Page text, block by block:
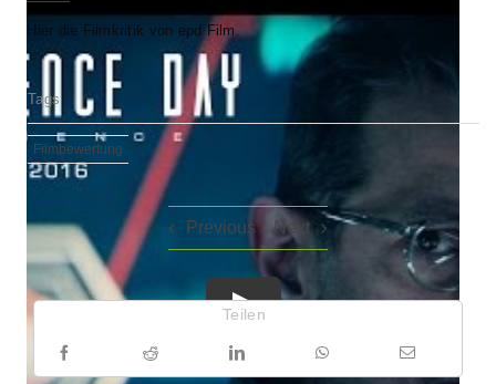
Hier die Filmkritik von epd Film.
Tags
Filmbewertung
Previous Next
Teilen